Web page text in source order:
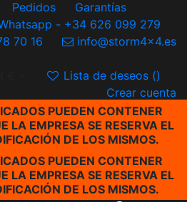
Pedidos
Garantías
- +34 626 099 279
70 16
info@storm4x4.es
Lista de deseos ()
Crear cuenta
PUEDEN CONTENER
LA EMPRESA SE RESERVA EL
DE LOS MISMOS.
PUEDEN CONTENER
LA EMPRESA SE RESERVA EL
DE LOS MISMOS.